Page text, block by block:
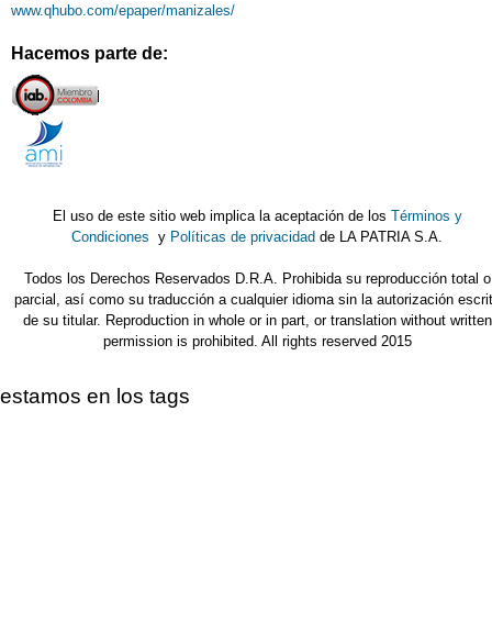
www.qhubo.com/epaper/manizales/
Hacemos parte de:
El uso de este sitio web implica la aceptación de los Términos y
Condiciones y Políticas de privacidad de LA PATRIA S.A.
Todos los Derechos Reservados D.R.A. Prohibida su reproducción total o
parcial, así como su traducción a cualquier idioma sin la autorización
de su titular. Reproduction in whole or in part, or translation without written
permission is prohibited. All rights reserved 2015
estamos en los tags